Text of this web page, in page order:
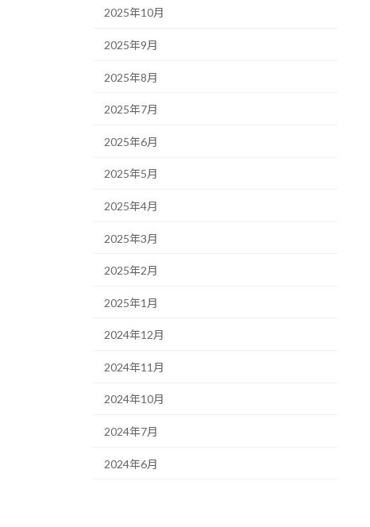
2025年10月
2025年9月
2025年8月
2025年7月
2025年6月
2025年5月
2025年4月
2025年3月
2025年2月
2025年1月
2024年12月
2024年11月
2024年10月
2024年7月
2024年6月